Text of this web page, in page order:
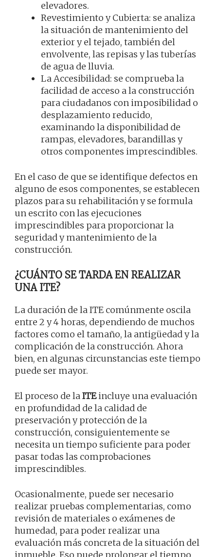
elevadores.
Revestimiento y Cubierta: se analiza
la situación de mantenimiento del
exterior y el tejado, también del
envolvente, las repisas y las tuberías
de agua de lluvia.
La Accesibilidad: se comprueba la
facilidad de acceso a la construcción
para ciudadanos con imposibilidad o
desplazamiento reducido,
examinando la disponibilidad de
rampas, elevadores, barandillas y
otros componentes imprescindibles.
En el caso de que se identifique defectos en
alguno de esos componentes, se establecen
plazos para su rehabilitación y se formula
un escrito con las ejecuciones
imprescindibles para proporcionar la
seguridad y mantenimiento de la
construcción.
¿CUÁNTO SE TARDA EN REALIZAR
UNA ITE?
La duración de la ITE comúnmente oscila
entre 2 y 4 horas, dependiendo de muchos
factores como el tamaño, la antigüedad y la
complicación de la construcción. Ahora
bien, en algunas circunstancias este tiempo
puede ser mayor.
El proceso de laITEincluye una evaluación
en profundidad de la calidad de
preservación y protección de la
construcción, consiguientemente se
necesita un tiempo suficiente para poder
pasar todas las comprobaciones
imprescindibles.
Ocasionalmente, puede ser necesario
realizar pruebas complementarias, como
revisión de materiales o exámenes de
humedad, para poder realizar una
evaluación más concreta de la situación del
inmueble. Eso puede prolongar el tiempo